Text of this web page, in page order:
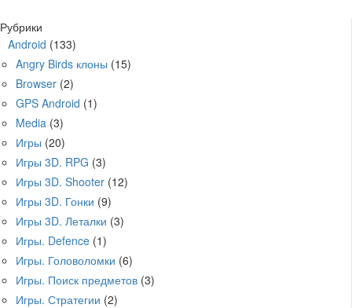
Рубрики
Android (133)
Angry Birds клоны (15)
Browser (2)
GPS Android (1)
Media (3)
Игры (20)
Игры 3D. RPG (3)
Игры 3D. Shooter (12)
Игры 3D. Гонки (9)
Игры 3D. Леталки (3)
Игры. Defence (1)
Игры. Головоломки (6)
Игры. Поиск предметов (3)
Игры. Стратегии (2)